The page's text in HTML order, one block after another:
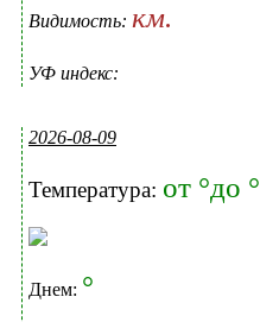
Видимость: км.
УФ индекс:
2026-08-09
Температура: от °до °
Днем: °